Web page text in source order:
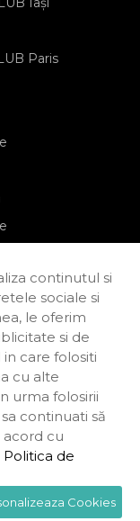
Paris
și
urilor
continutul si
sociale si
le oferim
si de
care folositi
cu alte
urma folosirii
continuati să
acord cu
Politica de
Cookies